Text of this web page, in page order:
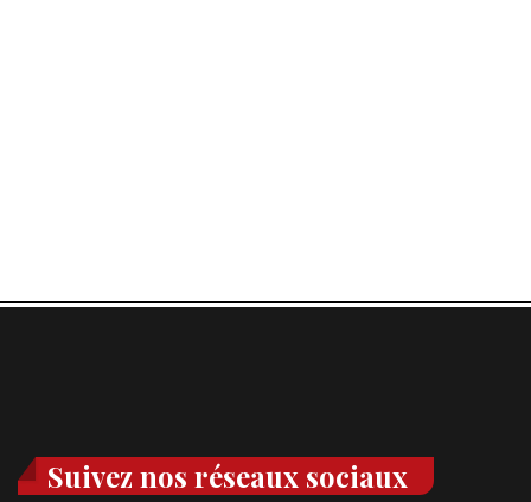
Suivez nos réseaux sociaux